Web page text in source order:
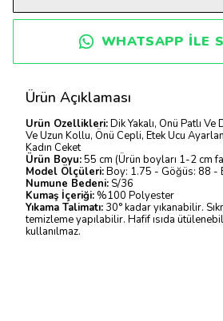
WHATSAPP ILE
Ürün Açıklaması
Ürün Özellikleri:Dik Yakalı, Önü Patlı
Ve Uzun Kollu, Önü Cepli, Etek Ucu
Kadın Ceket
Ürün Boyu:55 cm (Ürün boyları 1-2 cm
Model Ölçüleri:Boy: 1.75 - Göğüs: 88 -
Numune Bedeni: S/36
Kumaş İçeriği: %100 Polyester
Yıkama Talimatı:30° kadar yıkanabilir.
temizleme yapılabilir. Hafif ısıda
kullanılmaz.